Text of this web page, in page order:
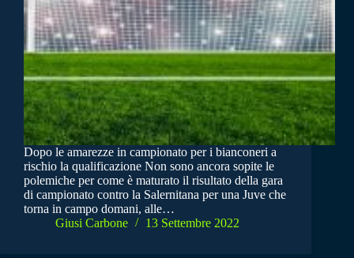
Dopo le amarezze in campionato per i bianconeri a
rischio la qualificazione Non sono ancora sopite le
polemiche per come è maturato il risultato della gara
di campionato contro la Salernitana per una Juve che
torna in campo domani, alle…
Giusi Carbone
13 Settembre 2022